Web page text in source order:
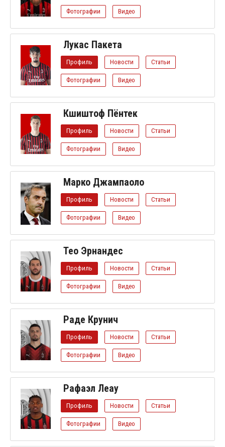
Фотографии Видео
Лукас Пакета
Профиль Новости Статьи
Фотографии Видео
Кшиштоф Пёнтек
Профиль Новости Статьи
Фотографии Видео
Марко Джампаоло
Профиль Новости Статьи
Фотографии Видео
Тео Эрнандес
Профиль Новости Статьи
Фотографии Видео
Раде Крунич
Профиль Новости Статьи
Фотографии Видео
Рафаэл Леау
Профиль Новости Статьи
Фотографии Видео